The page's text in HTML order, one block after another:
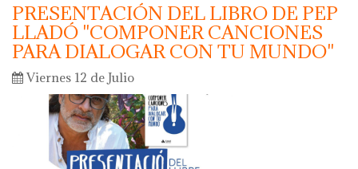
PRESENTACIÓN DEL LIBRO DE PEP
LLADÓ "COMPONER CANCIONES
PARA DIALOGAR CON TU MUNDO"
Viernes 12 de Julio